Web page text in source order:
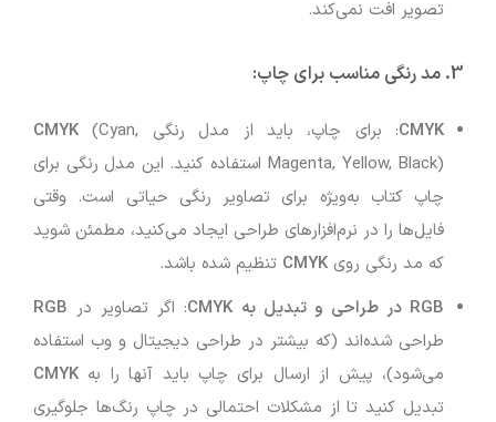
تصویر افت نمی‌کند.
3. مد رنگی مناسب برای چاپ:
CMYK: برای چاپ، باید از مدل رنگی CMYK (Cyan,
Magenta, Yellow, Black) استفاده کنید. این مدل رنگی برای
چاپ کتاب به‌ویژه برای تصاویر رنگی حیاتی است. وقتی
فایل‌ها را در نرم‌افزارهای طراحی ایجاد می‌کنید، مطمئن شوید
که مد رنگی روی CMYK تنظیم شده باشد.
RGB در طراحی و تبدیل به CMYK
: اگر تصاویر در RGB
طراحی شده‌اند (که بیشتر در طراحی دیجیتال و وب استفاده
می‌شود)، پیش از ارسال برای چاپ باید آنها را به CMYK
تبدیل کنید تا از مشکلات احتمالی در چاپ رنگ‌ها جلوگیری